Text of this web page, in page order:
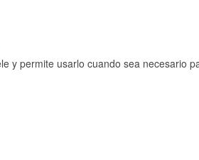
y permite usarlo cuando sea necesario